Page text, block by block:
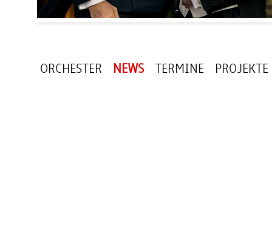
ORCHESTER NEWS TERMINE PROJEKTE